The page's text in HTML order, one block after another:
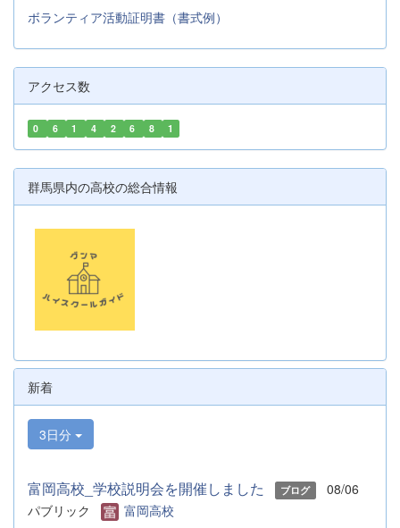
ボランティア活動証明書（書式例）
アクセス数
0 6 1 4 2 6 8 1
群馬県内の高校の総合情報
新着
3日分
富岡高校_学校説明会を開催しました ブログ
08/06
パブリック
富岡高校